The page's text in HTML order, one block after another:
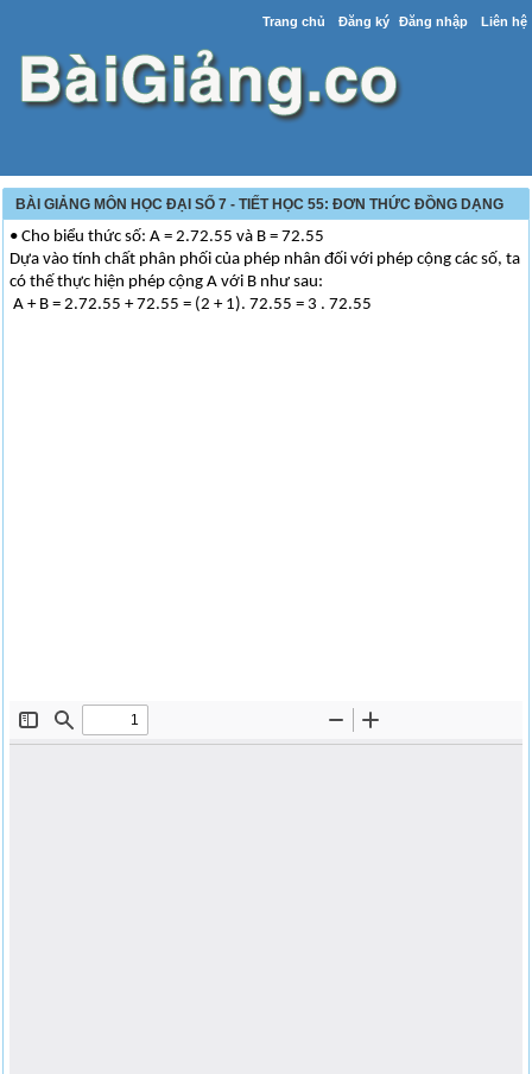
Trang chủ Đăng ký Đăng nhập Liên hệ
BÀI GIẢNG MÔN HỌC ĐẠI SỐ 7 - TIẾT HỌC 55: ĐƠN THỨC ĐỒNG DẠNG
• Cho biểu thức số: A = 2.72.55 và B = 72.55
Dựa vào tính chất phân phối của phép nhân đối với phép cộng các số, ta
có thế thực hiện phép cộng A với B như sau:
A + B = 2.72.55 + 72.55 = (2 + 1). 72.55 = 3 . 72.55